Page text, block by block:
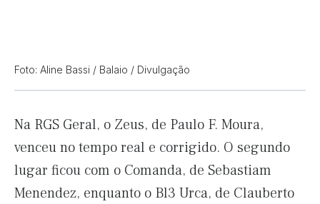
Foto: Aline Bassi / Balaio / Divulgação
Na RGS Geral, o Zeus, de Paulo F. Moura,
venceu no tempo real e corrigido. O segundo
lugar ficou com o Comanda, de Sebastiam
Menendez, enquanto o Bl3 Urca, de Clauberto